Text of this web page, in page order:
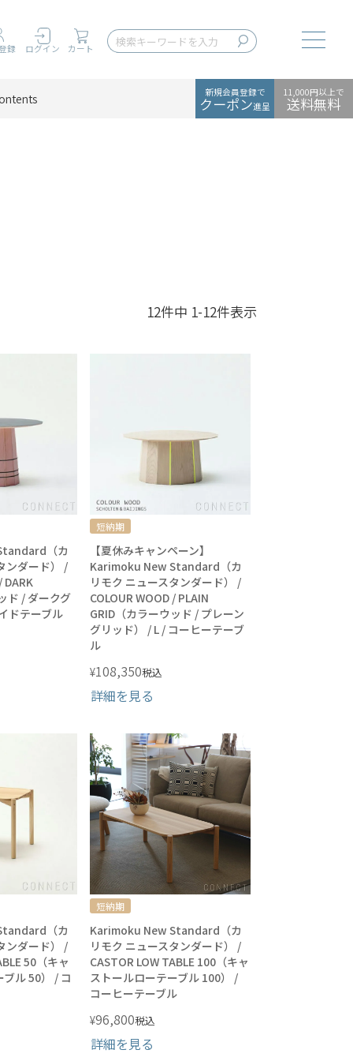
録 ログイン カート
新規会員登録で
クーポン進呈
11,000円以上で
送料無料
12件中 1-12件表示
（カ
ンダード） /
DARK
ド / ダークグ
ドテーブル
短納期
【夏休みキャンペーン】
Karimoku New Standard（カ
リモク ニュースタンダード） /
COLOUR WOOD / PLAIN
GRID（カラーウッド / プレーン
グリッド） / L / コーヒーテーブ
ル
¥108,350税込
詳細を見る
（カ
ンダード） /
50（キャ
ル 50） / コ
短納期
Karimoku New Standard（カ
リモク ニュースタンダード） /
CASTOR LOW TABLE 100（キャ
ストールローテーブル 100） /
コーヒーテーブル
¥96,800税込
詳細を見る